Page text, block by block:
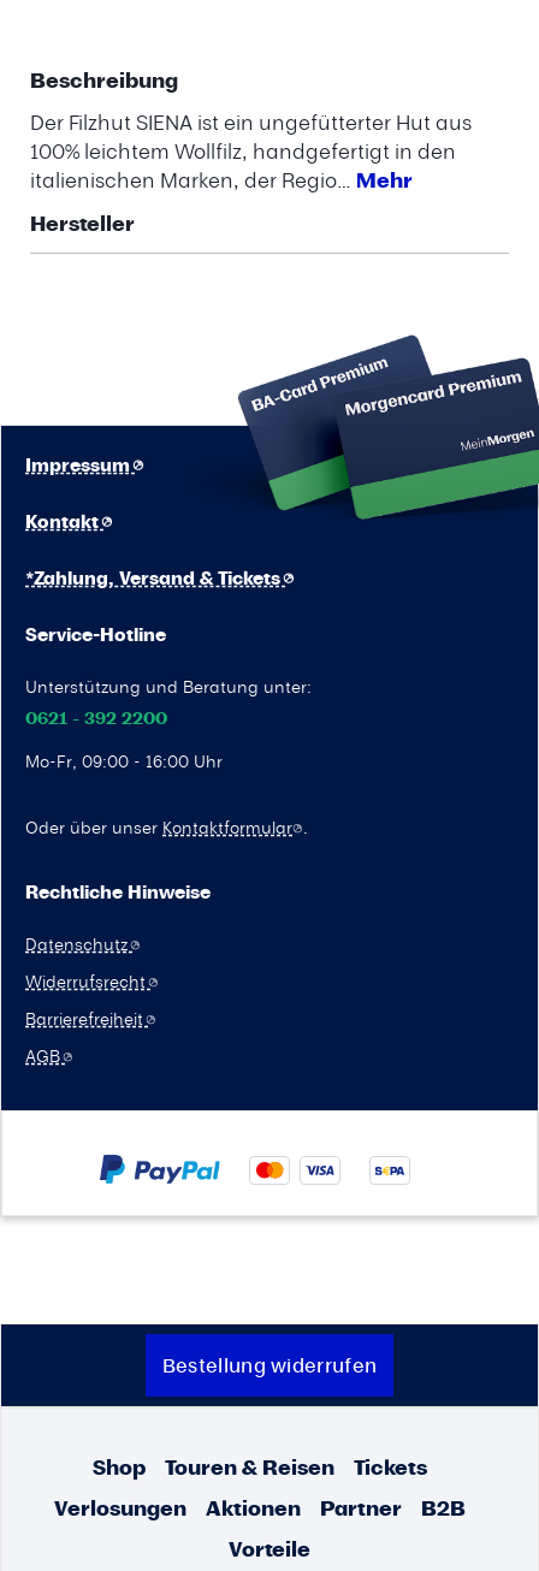
Beschreibung
Der Filzhut SIENA ist ein ungefütterter Hut aus
100% leichtem Wollfilz, handgefertigt in den
italienischen Marken, der Regio… Mehr
Hersteller
Service-Hotline
Unterstützung und Beratung unter:
0621 - 392 2200
Mo-Fr, 09:00 - 16:00 Uhr
Oder über unser Kontaktformular .
Kontakt
Impressum
*Zahlung, Versand & Tickets
Rechtliche Hinweise
Datenschutz
Widerrufsrecht
Barrierefreiheit
AGB
Bestellung widerrufen
Shop Touren & Reisen
Tickets
Verlosungen
Aktionen Partner
B2B
Vorteile